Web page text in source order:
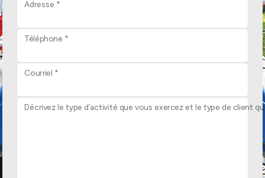
Adresse *
Téléphone *
Courriel *
Décrivez le type d’activité que vous exercez et le type de client